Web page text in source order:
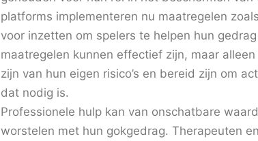
platforms implementeren nu maatregelen
voor inzetten om spelers te helpen hun
maatregelen kunnen effectief zijn, maar
zijn van hun eigen risico’s en bereid zijn om
dat nodig is.
Professionele hulp kan van onschatbare
worstelen met hun gokgedrag. Therapeuten